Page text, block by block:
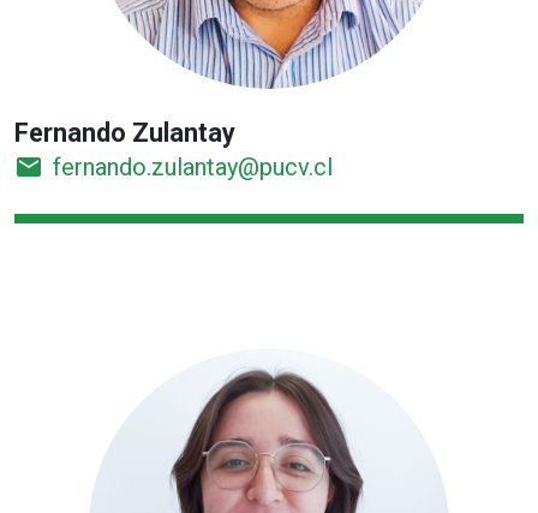
Fernando Zulantay
email fernando.zulantay@pucv.cl